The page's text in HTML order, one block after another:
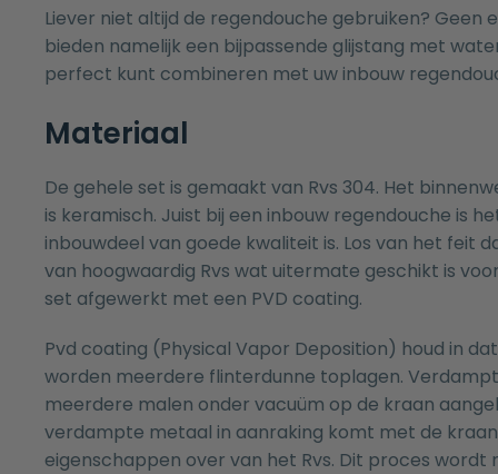
Liever niet altijd de regendouche gebruiken? Geen
bieden namelijk een bijpassende glijstang met
perfect kunt combineren met uw inbouw
Materiaal
De gehele set is gemaakt van Rvs 304. Het
is keramisch. Juist bij een inbouw regendouche is
inbouwdeel van goede kwaliteit is. Los van het feit
van hoogwaardig Rvs wat uitermate geschikt is
set afgewerkt met een PVD coating.
Pvd coating (Physical Vapor Deposition) houd in
worden meerdere flinterdunne toplagen.
meerdere malen onder vacuüm op de kraan
verdampte metaal in aanraking komt met de
eigenschappen over van het Rvs. Dit proces wordt